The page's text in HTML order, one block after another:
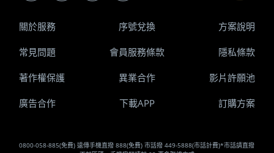
0800-058-885(免費) 遠傳手機直撥 888(免費) 市話撥 449-5888(市話計費)*市話請直撥
關於服務 序號兌換 方案說明
常見問題 會員服務條款 隱私條款
著作權保護 異業合作 影片許願池
廣告合作 下載APP 訂購方案